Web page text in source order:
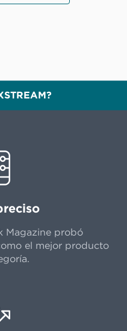
Magazine probó
el mejor producto